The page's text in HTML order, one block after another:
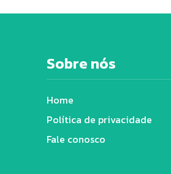
Sobre nós
Home
Política de privacidade
Fale conosco